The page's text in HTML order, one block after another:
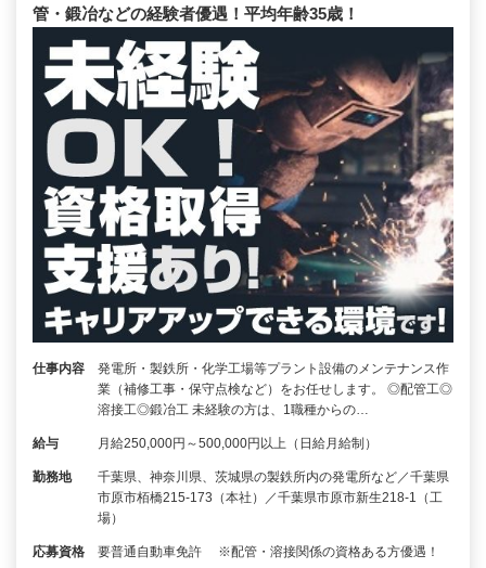
管・鍛冶などの経験者優遇！平均年齢35歳！
仕事内容
発電所・製鉄所・化学工場等プラント設備のメンテナンス作
業（補修工事・保守点検など）をお任せします。 ◎配管工◎
溶接工◎鍛冶工 未経験の方は、1職種からの…
給与 月給250,000円～500,000円以上（日給月給制）
勤務地
千葉県、神奈川県、茨城県の製鉄所内の発電所など／千葉県
市原市栢橋215-173（本社）／千葉県市原市新生218-1（工
場）
応募資格 要普通自動車免許 ※配管・溶接関係の資格ある方優遇！